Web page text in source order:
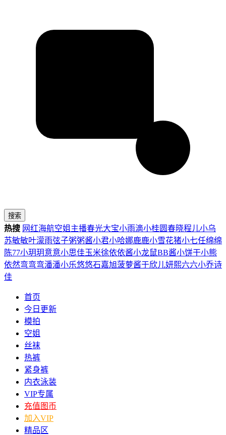
搜索
热搜 网红海航空姐 主播春光大宝小雨滴小桂圆春晓程儿小乌
苏敏敏叶濛雨弦子粥粥酱小君小哈娜鹿鹿小雪花猪小七任绵绵
陈77小玥玥意意小思佳玉米徐依依酱小龙鼠BB酱小饼干小熊
依然弯弯弯潘潘小乐悠悠石嘉旭菠萝酱于欣儿妍熙六六小乔诗
佳
首页
今日更新
模拍
空姐
丝袜
热裤
紧身裤
内衣泳装
VIP专属
充值图币
加入VIP
精品区